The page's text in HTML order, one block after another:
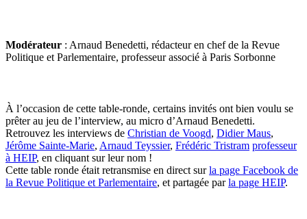
Modérateur : Arnaud Benedetti, rédacteur en chef de la Revue
Politique et Parlementaire, professeur associé à Paris Sorbonne
À l’occasion de cette table-ronde, certains invités ont bien voulu se
prêter au jeu de l’interview, au micro d’Arnaud Benedetti.
Retrouvez les interviews de Christian de Voogd, Didier Maus,
Jérôme Sainte-Marie, Arnaud Teyssier, Frédéric Tristram professeur
à HEIP, en cliquant sur leur nom !
Cette table ronde était retransmise en direct surla page Facebook de
la Revue Politique et Parlementaire, et partagée parla page HEIP.